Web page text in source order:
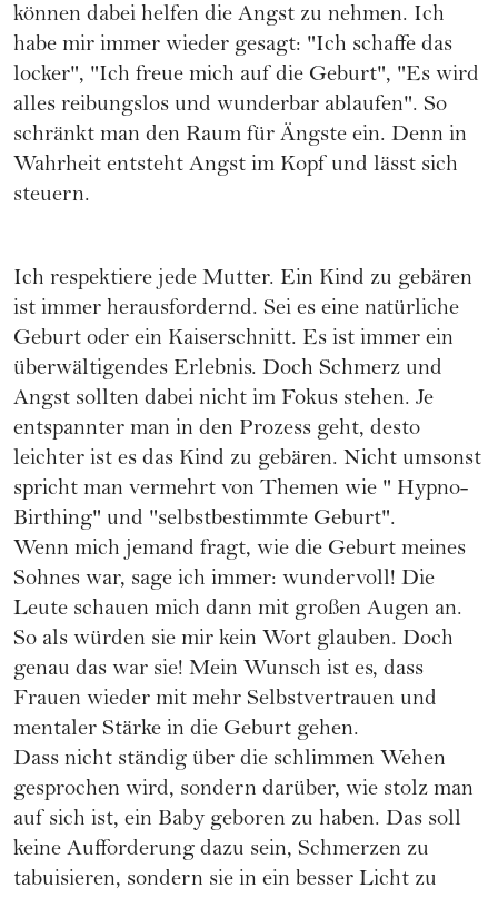
können dabei helfen die Angst zu nehmen. Ich
habe mir immer wieder gesagt: "Ich schaffe das
locker", "Ich freue mich auf die Geburt", "Es wird
alles reibungslos und wunderbar ablaufen". So
schränkt man den Raum für Ängste ein. Denn in
Wahrheit entsteht Angst im Kopf und lässt sich
steuern.
Ich respektiere jede Mutter. Ein Kind zu gebären
ist immer herausfordernd. Sei es eine natürliche
Geburt oder ein Kaiserschnitt. Es ist immer ein
überwältigendes Erlebnis. Doch Schmerz und
Angst sollten dabei nicht im Fokus stehen. Je
entspannter man in den Prozess geht, desto
leichter ist es das Kind zu gebären. Nicht umsonst
spricht man vermehrt von Themen wie " Hypno-
Birthing" und "selbstbestimmte Geburt".
Wenn mich jemand fragt, wie die Geburt meines
Sohnes war, sage ich immer: wundervoll! Die
Leute schauen mich dann mit großen Augen an.
So als würden sie mir kein Wort glauben. Doch
genau das war sie! Mein Wunsch ist es, dass
Frauen wieder mit mehr Selbstvertrauen und
mentaler Stärke in die Geburt gehen.
Dass nicht ständig über die schlimmen Wehen
gesprochen wird, sondern darüber, wie stolz man
auf sich ist, ein Baby geboren zu haben. Das soll
keine Aufforderung dazu sein, Schmerzen zu
tabuisieren, sondern sie in ein besser Licht zu